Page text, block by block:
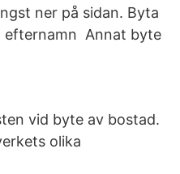
ner på sidan. Byta
efternamn Annat byte
vid byte av bostad.
olika